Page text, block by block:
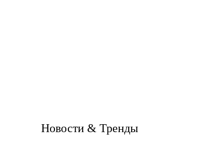
Новости & Тренды